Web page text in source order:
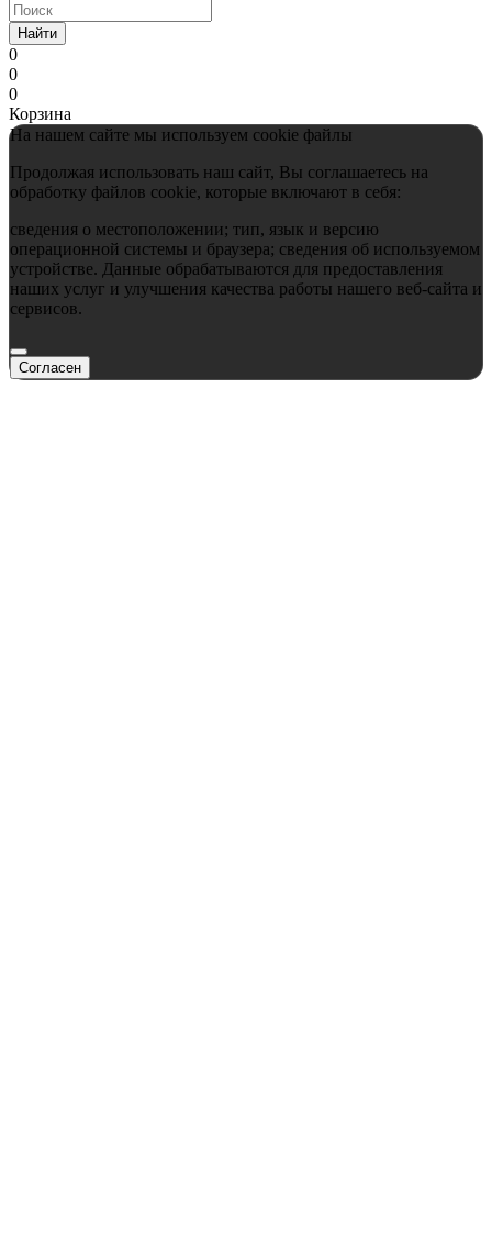
Найти
0
0
0
Корзина
На нашем сайте мы используем cookie файлы
Продолжая использовать наш сайт, Вы соглашаетесь на
обработку файлов cookie, которые включают в себя:
сведения о местоположении; тип, язык и версию
операционной системы и браузера; сведения об используемом
устройстве. Данные обрабатываются для предоставления
наших услуг и улучшения качества работы нашего веб-сайта и
сервисов.
Согласен